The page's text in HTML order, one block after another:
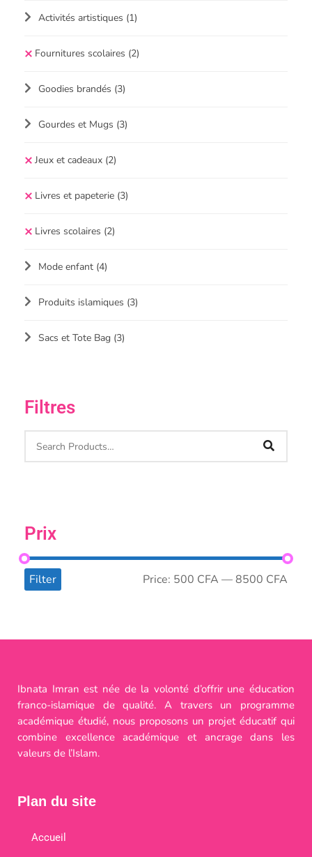
Activités artistiques (1)
Fournitures scolaires (2)
Goodies brandés (3)
Gourdes et Mugs (3)
Jeux et cadeaux (2)
Livres et papeterie (3)
Livres scolaires (2)
Mode enfant (4)
Produits islamiques (3)
Sacs et Tote Bag (3)
Filtres
Prix
Filter Price: 500 CFA —8500 CFA
Ibnata Imran est née de la volonté d’offrir une éducation
franco-islamique de qualité. A travers un programme
académique étudié, nous proposons un projet éducatif qui
combine excellence académique et ancrage dans les
valeurs de l’Islam.
Plan du site
Accueil